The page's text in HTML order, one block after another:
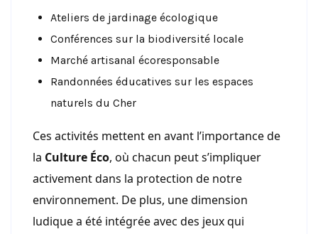
Ateliers de jardinage écologique
Conférences sur la biodiversité locale
Marché artisanal écoresponsable
Randonnées éducatives sur les espaces
naturels du Cher
Ces activités mettent en avant l’importance de
la Culture Éco, où chacun peut s’impliquer
activement dans la protection de notre
environnement. De plus, une dimension
ludique a été intégrée avec des jeux qui